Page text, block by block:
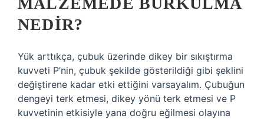
NEDIR?
Yük arttıkça, çubuk üzerinde dikey bir sıkıştırma
kuvveti P’nin, çubuk şekilde gösterildiği gibi şeklini
değiştirene kadar etki ettiğini varsayalım. Çubuğun
dengeyi terk etmesi, dikey yönü terk etmesi ve P
kuvvetinin etkisiyle yana doğru eğilmesi olayına